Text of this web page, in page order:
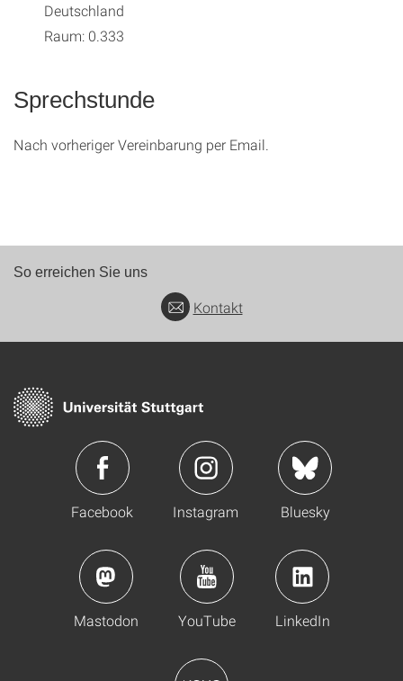
Deutschland
Raum: 0.333
Sprechstunde
Nach vorheriger Vereinbarung per Email.
So erreichen Sie uns
Kontakt
Facebook Instagram Bluesky
Mastodon YouTube LinkedIn